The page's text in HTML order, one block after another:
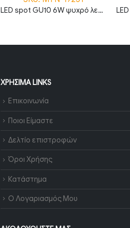
LED spot GU10 6W ψυχρό λευκό 6000K 120° dimmable
ΧΡΉΣΙΜΑ LINKS
Επικοινωνία
Ποιοι Είμαστε
Δελτίο επιστροφών
Όροι Χρήσης
Κατάστημα
Ο Λογαριασμός Μου